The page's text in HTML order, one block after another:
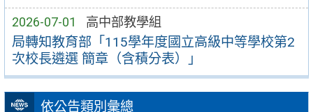
2026-07-01 高中部教學組
局轉知教育部「115學年度國立高級中等學校第2
次校長遴選 簡章（含積分表）」
依公告類別彙總